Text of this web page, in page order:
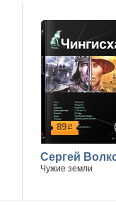
89р
Сергей
Чужие земли